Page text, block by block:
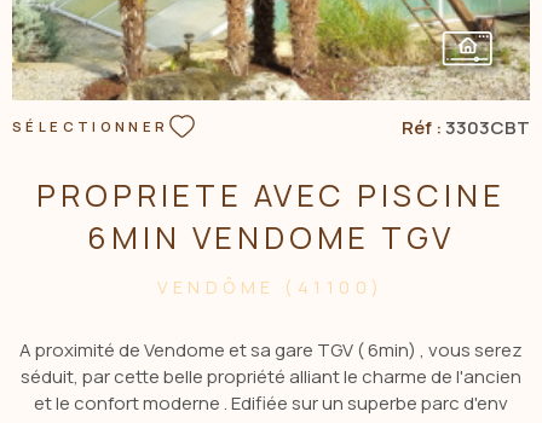
SÉLECTIONNER Réf :3303CBT
PROPRIETE AVEC PISCINE
6MIN VENDOME TGV
VENDÔME (41100)
A proximité de Vendome et sa gare TGV ( 6min) , vous serez
séduit, par cette belle propriété alliant le charme de l'ancien
et le confort moderne . Edifiée sur un superbe parc d'env